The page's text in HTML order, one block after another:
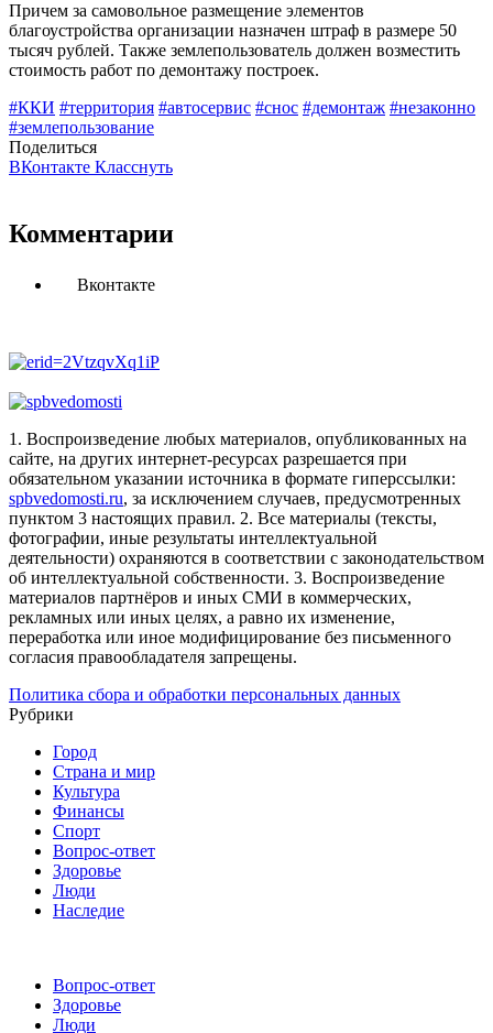
Причем за самовольное размещение элементов
благоустройства организации назначен штраф в размере 50
тысяч рублей. Также землепользователь должен возместить
стоимость работ по демонтажу построек.
#ККИ #территория #автосервис #снос #демонтаж #незаконно
#землепользование
Поделиться
ВКонтакте Класснуть
Комментарии
Вконтакте
1. Воспроизведение любых материалов, опубликованных на
сайте, на других интернет-ресурсах разрешается при
обязательном указании источника в формате гиперссылки:
spbvedomosti.ru, за исключением случаев, предусмотренных
пунктом 3 настоящих правил. 2. Все материалы (тексты,
фотографии, иные результаты интеллектуальной
деятельности) охраняются в соответствии с законодательством
об интеллектуальной собственности. 3. Воспроизведение
материалов партнёров и иных СМИ в коммерческих,
рекламных или иных целях, а равно их изменение,
переработка или иное модифицирование без письменного
согласия правообладателя запрещены.
Политика сбора и обработки персональных данных
Рубрики
Город
Страна и мир
Культура
Финансы
Спорт
Вопрос-ответ
Здоровье
Люди
Наследие
Вопрос-ответ
Здоровье
Люди